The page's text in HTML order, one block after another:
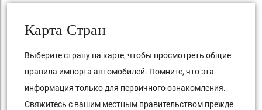
Карта Стран
Выберите страну на карте, чтобы просмотреть общие
правила импорта автомобилей. Помните, что эта
информация только для первичного ознакомления.
Свяжитесь с вашим местным правительством прежде